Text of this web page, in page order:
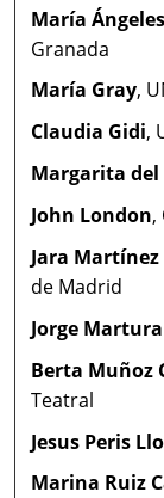
María
Granada
María Gray,
Claudia Gidi,
Margarita del
John London,
Jara
de Madrid
Jorge
Berta Muñoz
Teatral
Jesus Peris
Marina Ruiz